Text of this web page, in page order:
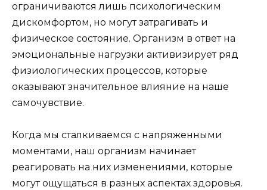
ограничиваются лишь психологическим
дискомфортом, но могут затрагивать и
физическое состояние. Организм в ответ на
эмоциональные нагрузки активизирует ряд
физиологических процессов, которые
оказывают значительное влияние на наше
самочувствие.
Когда мы сталкиваемся с напряженными
моментами, наш организм начинает
реагировать на них изменениями, которые
могут ощущаться в разных аспектах здоровья.